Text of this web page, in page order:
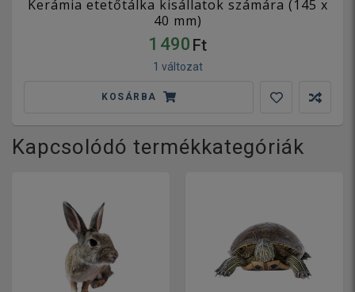
Kerámia etetőtálka kisállatok számára (145 x
40 mm)
1 490 Ft
1 változat
KOSÁRBA
Kapcsolódó termékkategóriák